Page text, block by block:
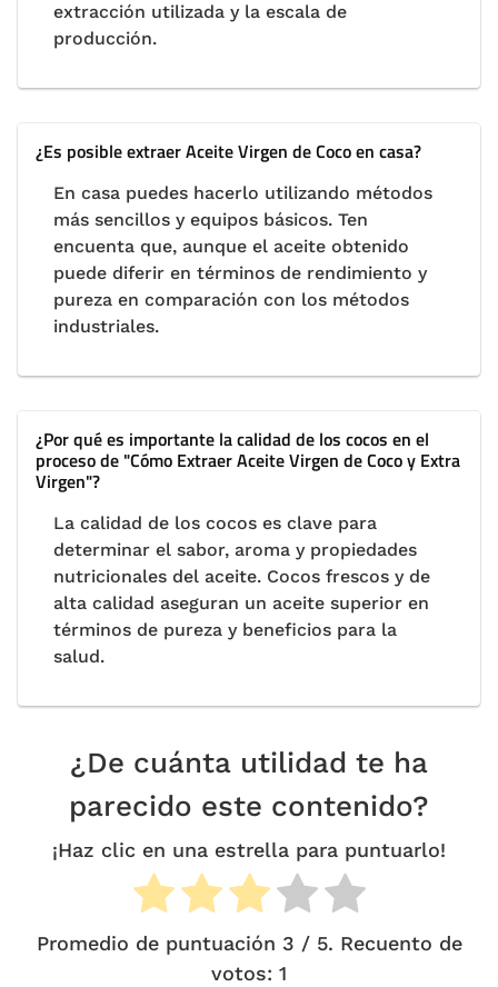
extracción utilizada y la escala de
producción.
¿Es posible extraer Aceite Virgen de Coco en casa?
En casa puedes hacerlo utilizando métodos
más sencillos y equipos básicos. Ten
encuenta que, aunque el aceite obtenido
puede diferir en términos de rendimiento y
pureza en comparación con los métodos
industriales.
¿Por qué es importante la calidad de los cocos en el
proceso de "Cómo Extraer Aceite Virgen de Coco y Extra
Virgen"?
La calidad de los cocos es clave para
determinar el sabor, aroma y propiedades
nutricionales del aceite. Cocos frescos y de
alta calidad aseguran un aceite superior en
términos de pureza y beneficios para la
salud.
¿De cuánta utilidad te ha
parecido este contenido?
¡Haz clic en una estrella para puntuarlo!
Promedio de puntuación 3 / 5. Recuento de
votos: 1